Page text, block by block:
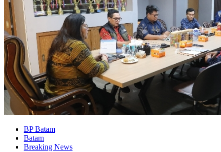
BP Batam
Batam
Breaking News